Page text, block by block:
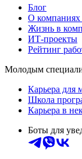
Блог
О компаниях
Жизнь в
ИТ-проекты
Рейтинг
Молодым
Карьера для
Школа
Карьера в
Боты для